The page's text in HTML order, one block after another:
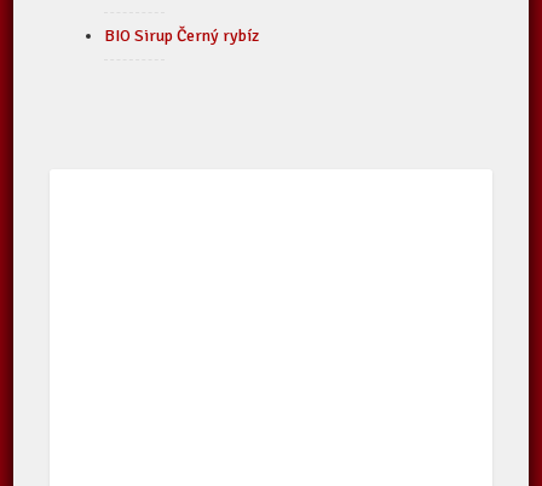
BIO Sirup Černý rybíz